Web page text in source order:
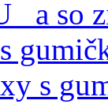
a so
s